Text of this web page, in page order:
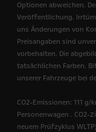
Optionen abweichen.
Veröffentlichung.
uns Änderungen von
Preisangaben sind
vorbehalten. Die
tatsächlichen Farben.
unserer Fahrzeuge bei
CO2-Emissionen: 111
Personenwagen . CO2-
neuem Prüfzyklus